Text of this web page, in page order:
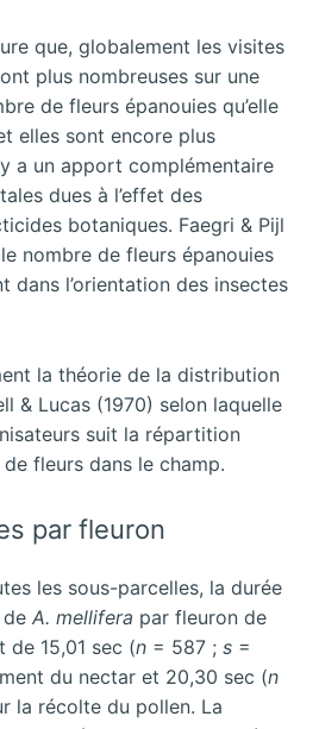
que, globalement les visites
plus nombreuses sur une
de fleurs épanouies qu’elle
elles sont encore plus
a un apport complémentaire
dues à l’effet des
botaniques. Faegri & Pijl
nombre de fleurs épanouies
dans l’orientation des insectes
la théorie de la distribution
& Lucas (1970) selon laquelle
suit la répartition
fleurs dans le champ.
par fleuron
les sous-parcelles, la durée
de A. mellifera par fleuron de
de 15,01 sec (n = 587 ; s =
du nectar et 20,30 sec (n
la récolte du pollen. La